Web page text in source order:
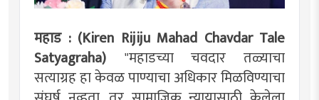
महाड : (Kiren Rijiju Mahad Chavdar Tale
Satyagraha) "महाडच्या चवदार तळ्याचा
सत्याग्रह हा केवळ पाण्याचा अधिकार मिळविण्याचा